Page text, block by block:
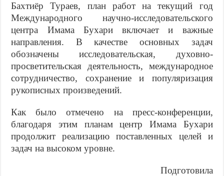
Бахтиёр Тураев, план работ на текущий год
Международного научно-ис­следовательского
центра Имама Бухари включает и важные
направления. В каче­стве основных задач
обозначены исследо­вательская, духовно-
просветительская дея­тельность, международное
сотрудничество, сохранение и популяризация
рукописных произведений.
Как было отмечено на пресс-конферен­ции,
благодаря этим планам центр Имама Бухари
продолжит реализацию поставлен­ных целей и
задач на высоком уровне.
Подготовила